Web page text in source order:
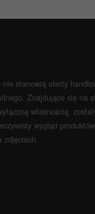
nie stanowią oferty
Znajdujące się na
własnością,
wygląd